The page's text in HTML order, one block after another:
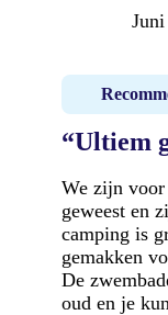
“Ultiem
We zijn voor
geweest en
camping is
gemakken
De
oud en je